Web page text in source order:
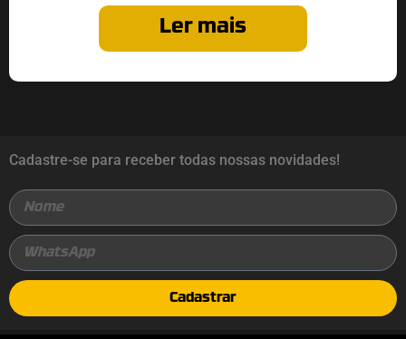
Ler mais
Cadastre-se para receber todas nossas novidades!
Cadastrar